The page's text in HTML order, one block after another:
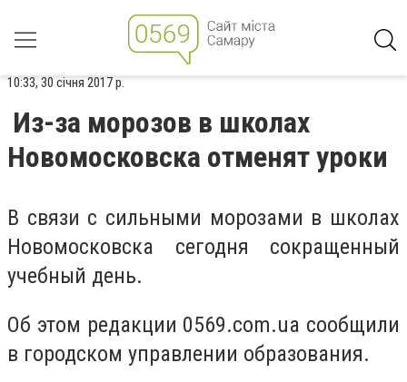
10:33, 30 січня 2017 р.
Из-за морозов в школах
Новомосковска отменят уроки
В связи с сильными морозами в школах
Новомосковска сегодня сокращенный
учебный день.
Об этом редакции 0569.com.ua сообщили
в городском управлении образования.